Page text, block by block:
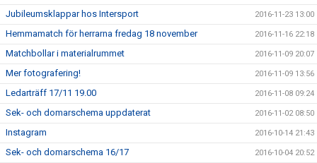
Jubileumsklappar hos Intersport 2016-11-23 13:00
Hemmamatch för herrarna fredag 18 november 2016-11-16 22:18
Matchbollar i materialrummet 2016-11-09 20:07
Mer fotografering! 2016-11-09 13:56
Ledarträff 17/11 19.00 2016-11-08 09:24
Sek- och domarschema uppdaterat 2016-11-02 08:50
Instagram 2016-10-14 21:43
Sek- och domarschema 16/17 2016-10-04 20:52